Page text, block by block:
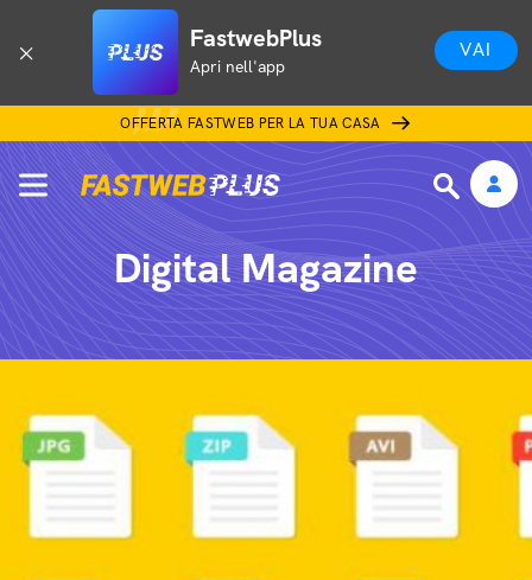
FastwebPlus
Apri nell'app
VAI
OFFERTA FASTWEB PER LA TUA CASA
Digital Magazine